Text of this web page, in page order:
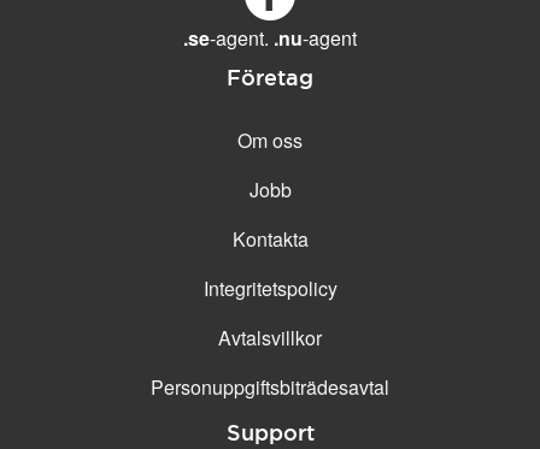
.se-agent. .nu-agent
Företag
Om oss
Jobb
Kontakta
Integritetspolicy
Avtalsvillkor
Personuppgifts­biträdesavtal
Support